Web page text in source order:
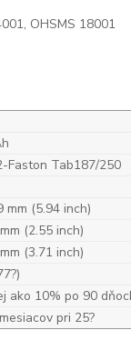
OHSMS 18001
Faston Tab187/250
mm (5.94 inch)
(2.55 inch)
(3.71 inch)
ako 10% po 90
pri 25?